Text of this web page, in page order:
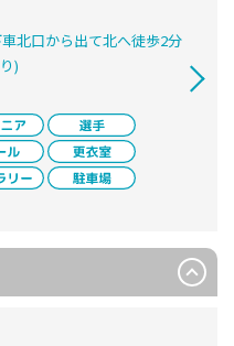
北口から出て北へ徒歩2分
)